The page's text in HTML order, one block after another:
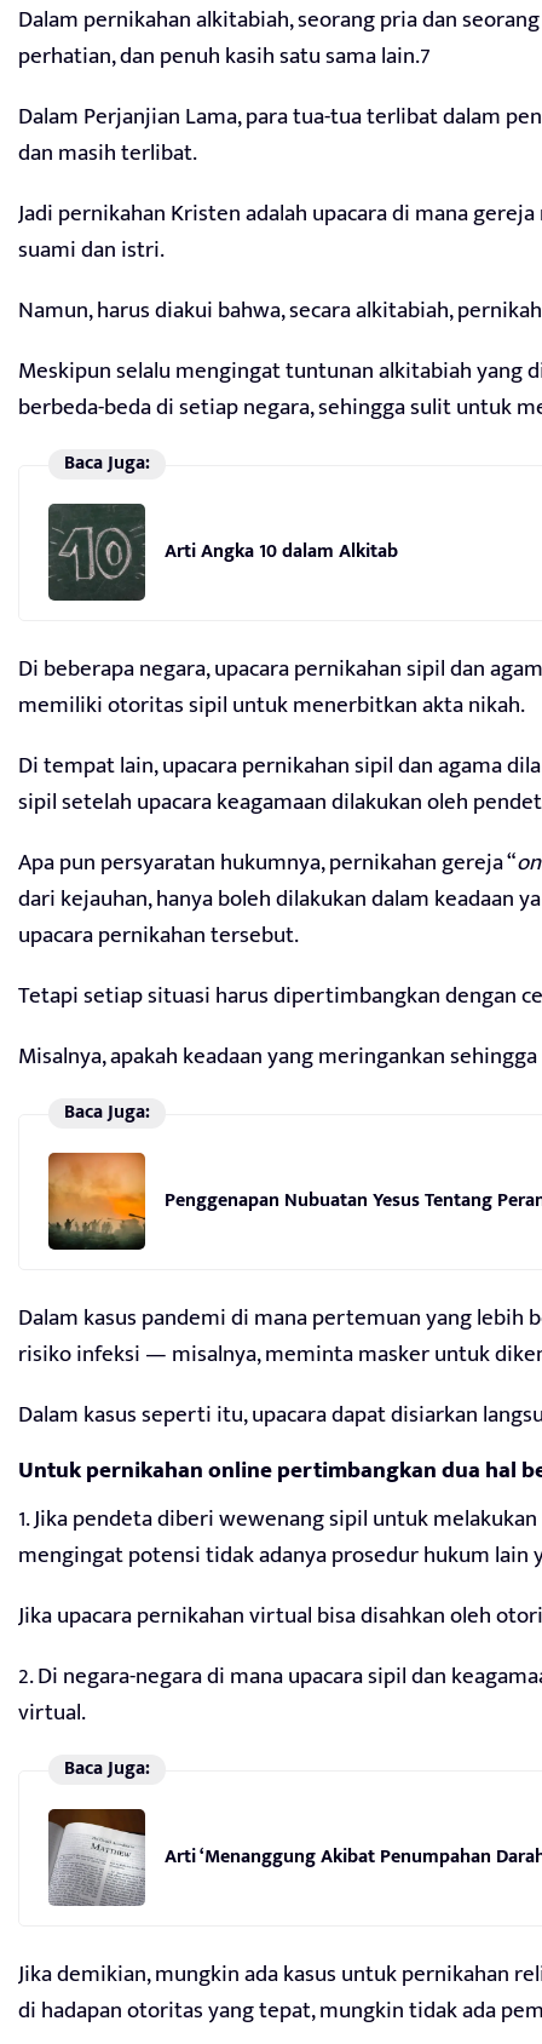
Dalam pernikahan alkitabiah, seorang pria dan
perhatian, dan penuh kasih satu sama lain.7
Dalam Perjanjian Lama, para tua-tua terlibat dalam
dan masih terlibat.
Jadi pernikahan Kristen adalah upacara di mana
suami dan istri.
Namun, harus diakui bahwa, secara alkitabiah,
Meskipun selalu mengingat tuntunan alkitabiah yang
berbeda-beda di setiap negara, sehingga sulit untuk
Baca Juga:
Arti Angka 10 dalam Alkitab
Di beberapa negara, upacara pernikahan sipil dan
memiliki otoritas sipil untuk menerbitkan akta nikah.
Di tempat lain, upacara pernikahan sipil dan agama
sipil setelah upacara keagamaan dilakukan oleh
Apa pun persyaratan hukumnya, pernikahan gereja “
dari kejauhan, hanya boleh dilakukan dalam keadaan
upacara pernikahan tersebut.
Tetapi setiap situasi harus dipertimbangkan dengan
Misalnya, apakah keadaan yang meringankan
Baca Juga:
Penggenapan Nubuatan Yesus Tentang
Dalam kasus pandemi di mana pertemuan yang
risiko infeksi — misalnya, meminta masker untuk
Dalam kasus seperti itu, upacara dapat disiarkan
Untuk pernikahan online pertimbangkan dua hal
1. Jika pendeta diberi wewenang sipil untuk
mengingat potensi tidak adanya prosedur hukum lain
Jika upacara pernikahan virtual bisa disahkan oleh
2. Di negara-negara di mana upacara sipil dan
virtual.
Baca Juga:
Arti ‘Menanggung Akibat Penumpahan
Jika demikian, mungkin ada kasus untuk pernikahan
di hadapan otoritas yang tepat, mungkin tidak ada